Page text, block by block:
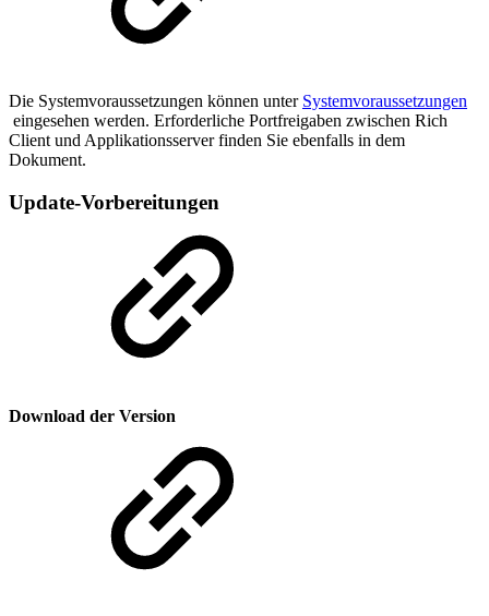
Die Systemvoraussetzungen können unter Systemvoraussetzungen
eingesehen werden. Erforderliche Portfreigaben zwischen Rich
Client und Applikationsserver finden Sie ebenfalls in dem
Dokument.
Update-Vorbereitungen
Download der Version